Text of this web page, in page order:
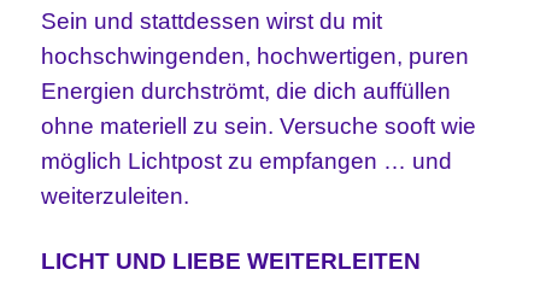
Sein und stattdessen wirst du mit
hochschwingenden, hochwertigen, puren
Energien durchströmt, die dich auffüllen
ohne materiell zu sein. Versuche sooft wie
möglich Lichtpost zu empfangen … und
weiterzuleiten.
LICHT UND LIEBE WEITERLEITEN